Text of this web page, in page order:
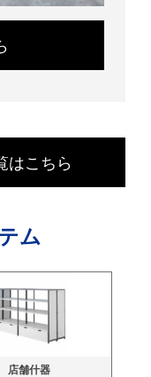
はこちら
ム
店舗什器